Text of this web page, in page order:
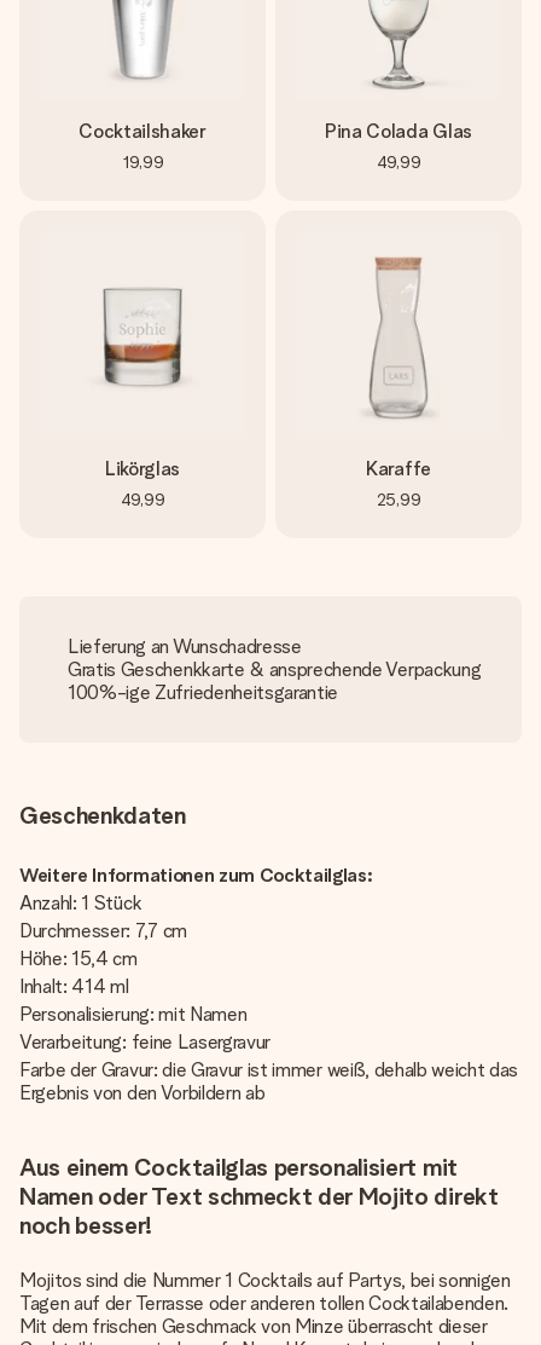
Cocktailshaker
19,99
Pina Colada Glas
49,99
Likörglas
49,99
Karaffe
25,99
Lieferung an Wunschadresse
Gratis Geschenkkarte & ansprechende Verpackung
100%-ige Zufriedenheitsgarantie
Geschenkdaten
Weitere Informationen zum Cocktailglas:
Anzahl: 1 Stück
Durchmesser: 7,7 cm
Höhe: 15,4 cm
Inhalt: 414 ml
Personalisierung: mit Namen
Verarbeitung: feine Lasergravur
Farbe der Gravur: die Gravur ist immer weiß, dehalb weicht das
Ergebnis von den Vorbildern ab
Aus einem Cocktailglas personalisiert mit
Namen oder Text schmeckt der Mojito direkt
noch besser!
Mojitos sind die Nummer 1 Cocktails auf Partys, bei sonnigen
Tagen auf der Terrasse oder anderen tollen Cocktailabenden.
Mit dem frischen Geschmack von Minze überrascht dieser